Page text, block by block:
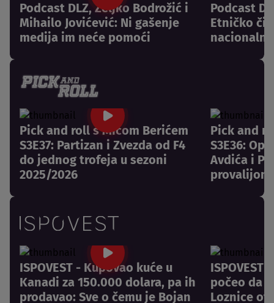
Podcast DLZ, Željko Bodrožić i
Mihailo Jovićević: Ni gašenje
medija im neće pomoći
Podcast
Etničko
nacionalni
Pick and roll s Mićom Berićem
S3E37: Partizan i Zvezda od F4
do jednog trofeja u sezoni
2025/2026
Pick and
S3E36:
Avdića i
provalijom
ISPOVEST - Kupovao kuće u
Kanadi za 150.000 dolara, pa ih
prodavao: Sve o čemu je Bojan
počeo da
Loznice